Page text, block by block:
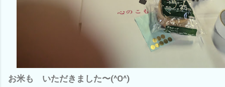
お米も いただきました〜(^O^)